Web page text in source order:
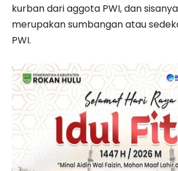
kurban dari aggota PWI, dan
merupakan sumbangan atau
PWI.